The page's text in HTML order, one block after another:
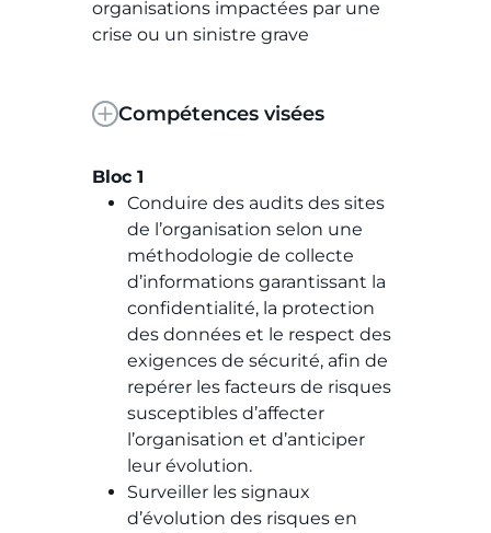
organisations impactées par une
crise ou un sinistre grave
Compétences visées
Bloc 1
Conduire des audits des sites
de l’organisation selon une
méthodologie de collecte
d’informations garantissant la
confidentialité, la protection
des données et le respect des
exigences de sécurité, afin de
repérer les facteurs de risques
susceptibles d’affecter
l’organisation et d’anticiper
leur évolution.
Surveiller les signaux
d’évolution des risques en